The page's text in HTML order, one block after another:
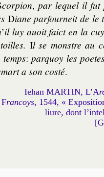
cor­pion,par le­quel il fut
Dianepar­four­neitde le
’il luy auoit faict en la
Il se monstre au
: par­quoy les
a son costé.
Iehan MARTIN, L’A
Fran­coys, 1544, «
liure, dont